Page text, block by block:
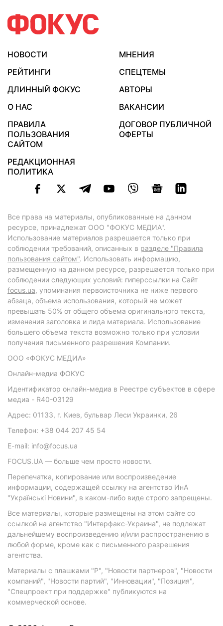
НОВОСТИ
МНЕНИЯ
РЕЙТИНГИ
СПЕЦТЕМЫ
ДЛИННЫЙ ФОКУС
АВТОРЫ
О НАС
ВАКАНСИИ
ПРАВИЛА
ПОЛЬЗОВАНИЯ
САЙТОМ
ДОГОВОР ПУБЛИЧНОЙ
ОФЕРТЫ
РЕДАКЦИОННАЯ
ПОЛИТИКА
Все права на материалы, опубликованные на данном
ресурсе, принадлежат ООО "ФОКУС МЕДИА".
Использование материалов разрешается только при
соблюдении требований, описанных в разделе "Правила
пользования сайтом". Использовать информацию,
размещенную на данном ресурсе, разрешается только при
соблюдении следующих условий: гиперссылки на Сайт
focus.ua, упоминания первоисточника не ниже первого
абзаца, объема использования, который не может
превышать 50% от общего объема оригинального текста,
изменения заголовка и лида материала. Использование
большего объема текста возможно только при условии
получения письменного разрешения Компании.
ООО «ФОКУС МЕДИА»
Онлайн-медиа ФОКУС
Идентификатор онлайн-медиа в Реестре субъектов в сфере
медиа - R40-03129
Адрес: 01133, г. Киев, бульвар Леси Украинки, 26
Телефон: +38 044 207 45 54
E-mail: info@focus.ua
FOCUS.UA — больше чем просто новости.
Перепечатка, копирование или воспроизведение
информации, содержащей ссылку на агентство ИнА
"Українські Новини", в каком-либо виде строго запрещены.
Все материалы, которые размещены на этом сайте со
ссылкой на агентство "Интерфакс-Украина", не подлежат
дальнейшему воспроизведению и/или распространению в
любой форме, кроме как с письменного разрешения
агентства.
Материалы с плашками "Р", "Новости партнеров", "Новости
компаний", "Новости партий", "Инновации", "Позиция",
"Спецпроект при поддержке" публикуются на
коммерческой основе.